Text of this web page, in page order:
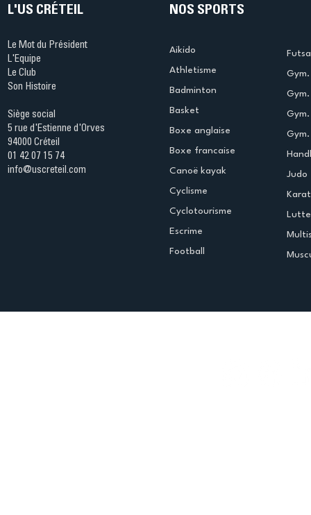
L'US CRÉTEIL
Le Mot du Président
L'Equipe
Le Club
Son Histoire
Siège social
5 rue d'Estienne d'Orves
94000 Créteil
01 42 07 15 74
info@uscreteil.com
NOS SPORTS
Aikido
Athletisme
Badminton
Basket
Boxe anglaise
Boxe francaise
Canoë kayak
Cyclisme
Cyclotourisme
Escrime
Football
Judo
Lutte